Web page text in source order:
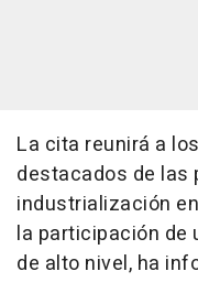
La cita reunirá a
destacados de las
industrialización
la participación de
de alto nivel, ha